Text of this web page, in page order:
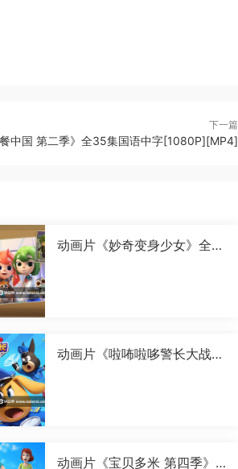
下一篇
中国 第二季》全35集国语中字[1080P][MP4]
动画片《妙奇变身少女》全2
动画片《啦咘啦哆警长大战羚
动画片《宝贝多米 第四季》